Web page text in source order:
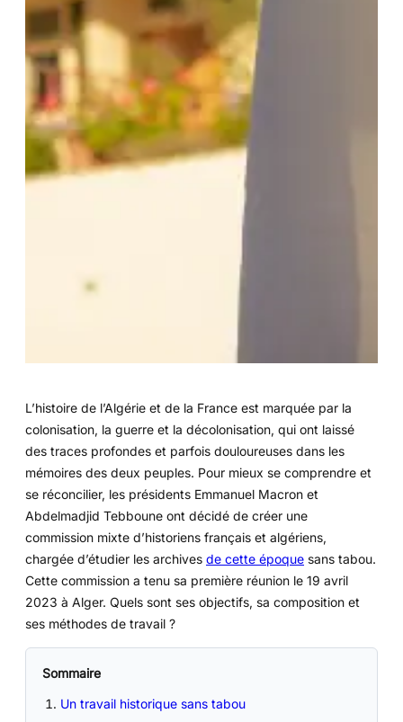
L’histoire de l’Algérie et de la France est marquée par la
colonisation, la guerre et la décolonisation, qui ont laissé
des traces profondes et parfois douloureuses dans les
mémoires des deux peuples. Pour mieux se comprendre et
se réconcilier, les présidents Emmanuel Macron et
Abdelmadjid Tebboune ont décidé de créer une
commission mixte d’historiens français et algériens,
chargée d’étudier les archives de cette époque sans tabou.
Cette commission a tenu sa première réunion le 19 avril
2023 à Alger. Quels sont ses objectifs, sa composition et
ses méthodes de travail ?
Sommaire
Un travail historique sans tabou